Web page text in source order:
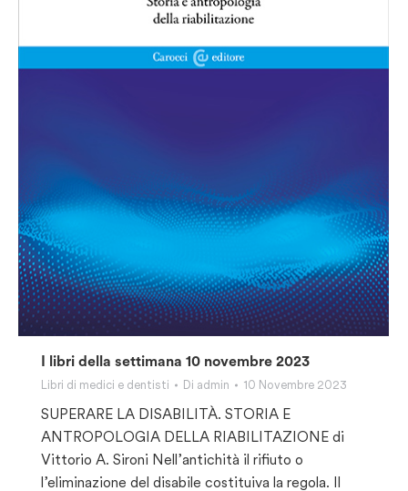
I libri della settimana 10 novembre 2023
Libri di medici e dentisti Di admin 10 Novembre 2023
SUPERARE LA DISABILITÀ. STORIA E
ANTROPOLOGIA DELLA RIABILITAZIONE di
Vittorio A. Sironi Nell’antichità il rifiuto o
l’eliminazione del disabile costituiva la regola. Il